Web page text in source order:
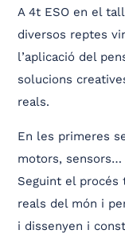
A 4t ESO en el
diversos reptes
l’aplicació del
solucions
reals.
En les primeres
motors, sensors…
Seguint el procés
reals del món i
i dissenyen i